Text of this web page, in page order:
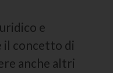
e
il concetto di
anche altri